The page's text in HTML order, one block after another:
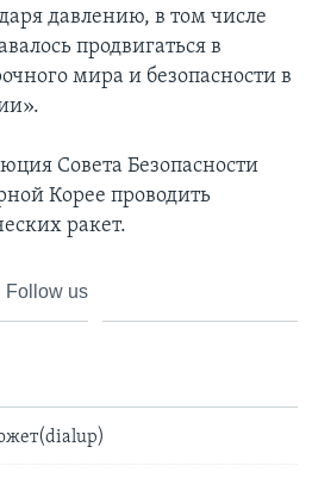
давлению, в том числе
продвигаться в
мира и безопасности в
Совета Безопасности
Корее проводить
ракет.
Follow us